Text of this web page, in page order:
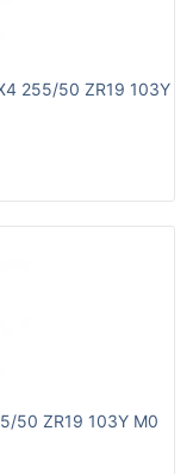
255/50 ZR19 103Y
50 ZR19 103Y M0